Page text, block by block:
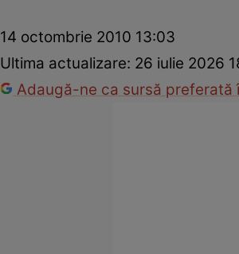
14 octombrie 2010 13:03
Ultima actualizare: 26 iulie 2026
Adaugă-ne ca sursă preferată